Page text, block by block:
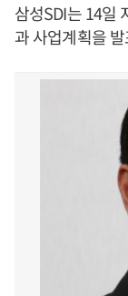
삼성SDI는 14일
과 사업계획을